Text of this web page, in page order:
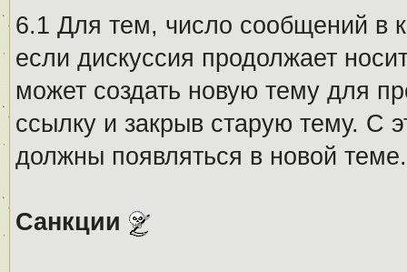
6.1 Для тем, число сообщений в
если дискуссия продолжает
может создать новую тему для
ссылку и закрыв старую тему. С
должны появляться в новой теме.
Санкции